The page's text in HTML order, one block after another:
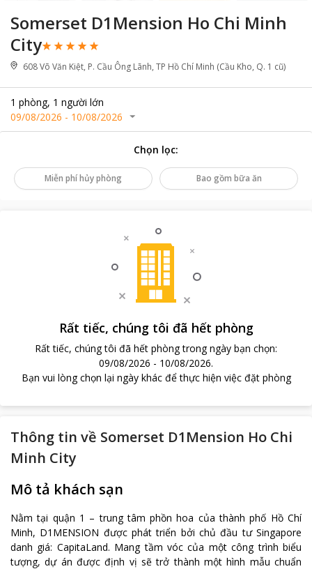
Somerset D1Mension Ho Chi Minh
City
608 Võ Văn Kiệt, P. Cầu Ông Lãnh, TP Hồ Chí Minh (Cầu Kho, Q. 1 cũ)
1 phòng, 1 người lớn
09/08/2026 - 10/08/2026
Chọn lọc:
Miễn phí hủy phòng Bao gồm bữa ăn
Rất tiếc, chúng tôi đã hết phòng
Rất tiếc, chúng tôi đã hết phòng trong ngày bạn chọn:
09/08/2026 - 10/08/2026.
Bạn vui lòng chọn lại ngày khác để thực hiện việc đặt phòng
Thông tin về Somerset D1Mension Ho Chi
Minh City
Mô tả khách sạn
Nằm tại quận 1 – trung tâm phồn hoa của thành phố Hồ Chí
Minh, D1MENSION được phát triển bởi chủ đầu tư Singapore
danh giá: CapitaLand. Mang tầm vóc của một công trình biểu
tượng, dự án được định vị sẽ trở thành một hình mẫu chuẩn